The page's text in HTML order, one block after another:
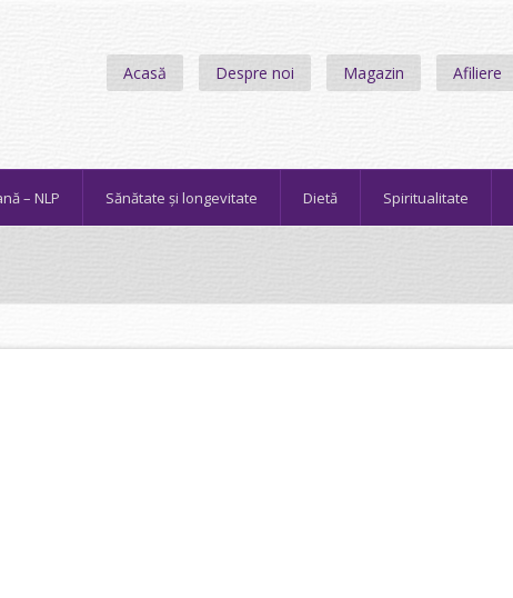
Acasă Despre noi Magazin Afiliere
– NLP Sănătate și longevitate Dietă Spiritualitate